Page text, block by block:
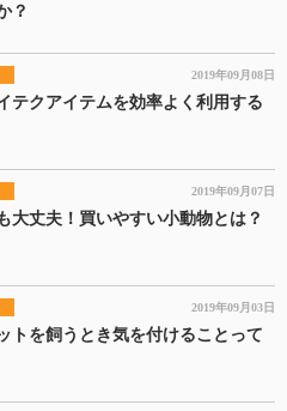
？
2019年09月08日
テクアイテムを効率よく利用する
2019年09月07日
大丈夫！買いやすい小動物とは？
2019年09月03日
トを飼うとき気を付けることって